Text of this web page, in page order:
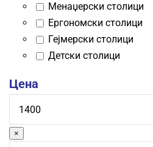
Менаџерски столици
Ергономски столици
Гејмерски столици
Детски столици
Цена
×